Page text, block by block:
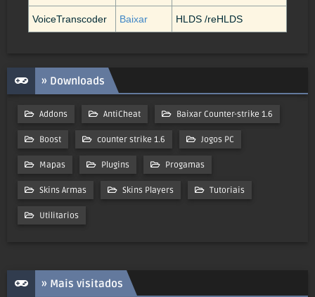
VoiceTranscoder Baixar HLDS /reHLDS
» Downloads
Addons AntiCheat Baixar Counter-strike 1.6
Boost counter strike 1.6 Jogos PC
Mapas Plugins Progamas
Skins Armas Skins Players Tutoriais
Utilitarios
» Mais visitados